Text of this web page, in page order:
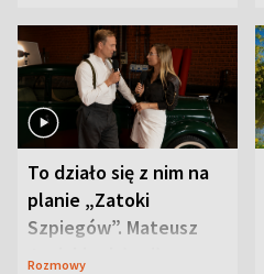
To działo się z nim na
planie „Zatoki
Szpiegów”. Mateusz
Janicki odsłonił
Rozmowy